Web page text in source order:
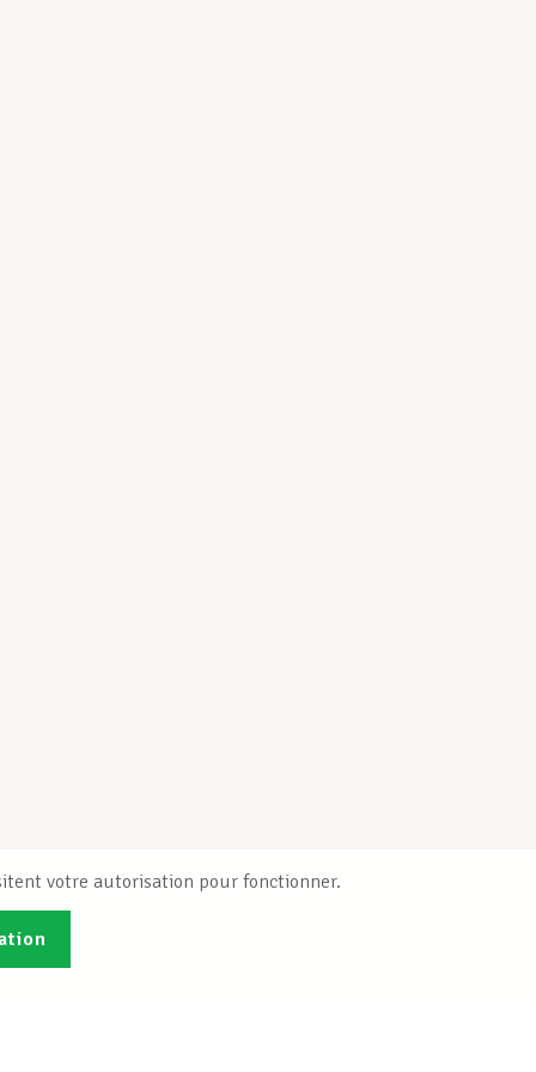
votre autorisation pour fonctionner.